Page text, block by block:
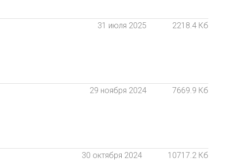
31 июля 2025 2218.4 Кб
29 ноября 2024 7669.9 Кб
30 октября 2024 10717.2 Кб